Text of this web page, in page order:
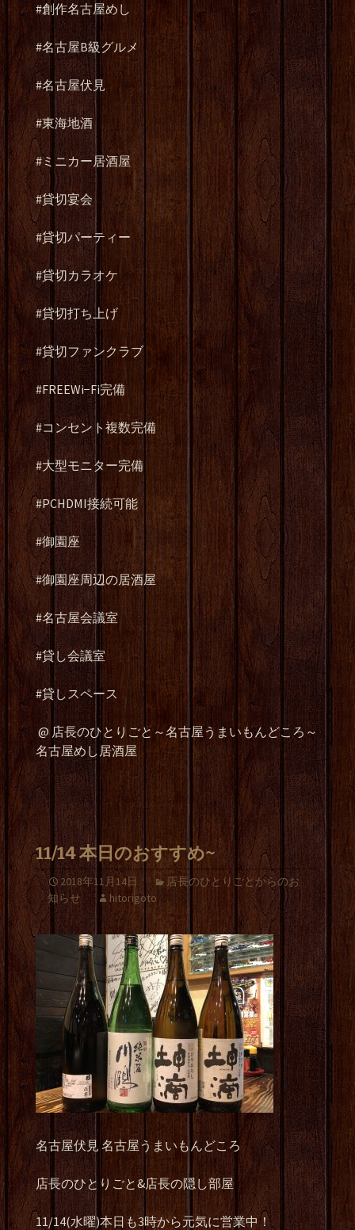
#創作名古屋めし
#名古屋B級グルメ
#名古屋伏見
#東海地酒
#ミニカー居酒屋
#貸切宴会
#貸切パーティー
#貸切カラオケ
#貸切打ち上げ
#貸切ファンクラブ
#FREEWi−Fi完備
#コンセント複数完備
#大型モニター完備
#PCHDMI接続可能
#御園座
#御園座周辺の居酒屋
#名古屋会議室
#貸し会議室
#貸しスペース
@ 店長のひとりごと～名古屋うまいもんどころ～
名古屋めし居酒屋
11/14 本日のおすすめ~
2018年11月14日
店長のひとりごとからのお
知らせ
hitorigoto
名古屋伏見 名古屋うまいもんどころ
店長のひとりごと&店長の隠し部屋
11/14(水曜)本日も3時から元気に営業中！